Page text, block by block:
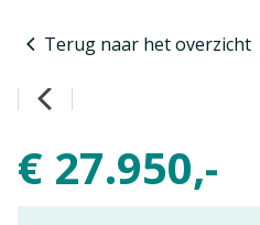
€ 27.950,-
Terug naar het overzicht